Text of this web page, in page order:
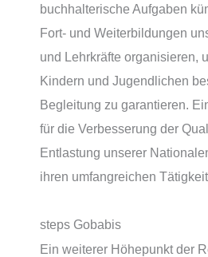
buchhalterische Aufgaben
Fort- und Weiterbildungen
und Lehrkräfte organisieren,
Kindern und Jugendlichen
Begleitung zu garantieren.
für die Verbesserung der
Entlastung unserer
ihren umfangreichen
steps Gobabis
Ein weiterer Höhepunkt der